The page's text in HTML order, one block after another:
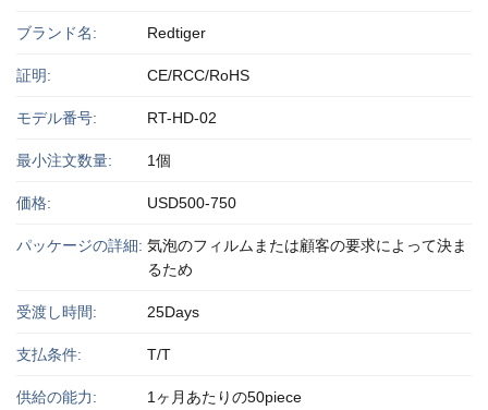
ブランド名: Redtiger
証明: CE/RCC/RoHS
モデル番号: RT-HD-02
最小注文数量: 1個
価格: USD500-750
パッケージの詳細: 気泡のフィルムまたは顧客の要求によって決ま
るため
受渡し時間: 25Days
支払条件: T/T
供給の能力: 1ヶ月あたりの50piece